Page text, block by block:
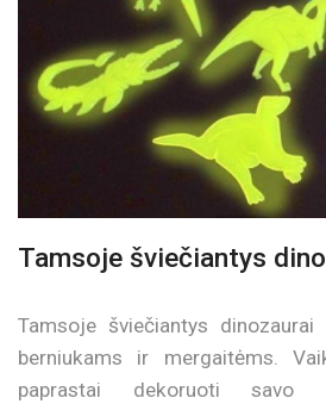
Tamsoje šviečiantys
Tamsoje šviečiantys
berniukams ir mergaitėms.
paprastai dekoruoti savo